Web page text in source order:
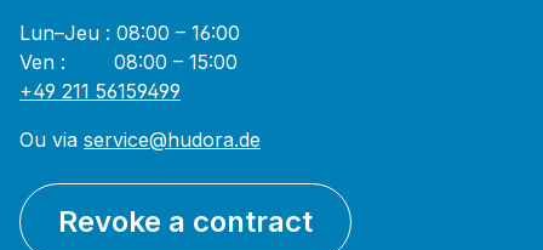
Lun–Jeu : 08:00 – 16:00
Ven : 08:00 – 15:00
+49 211 56159499
Ou via service@hudora.de
Revoke a contract